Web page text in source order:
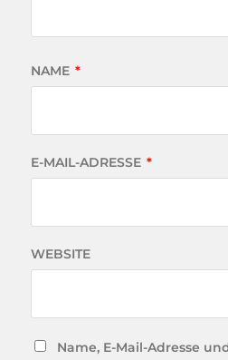
NAME *
E-MAIL-ADRESSE *
WEBSITE
Name, E-Mail-Adresse